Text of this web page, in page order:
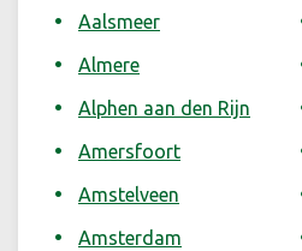
Aalsmeer
Almere
Alphen aan den Rijn
Amersfoort
Amstelveen
Amsterdam